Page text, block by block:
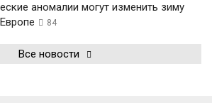
аномалии могут изменить зиму
84
Все новости